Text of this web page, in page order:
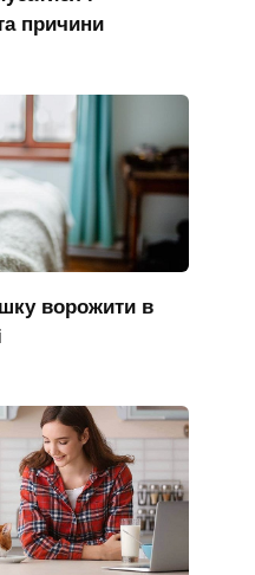
причини
ворожити в